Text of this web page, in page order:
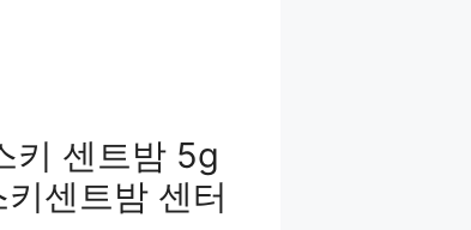
키 센트밤 5g
센트밤 센터